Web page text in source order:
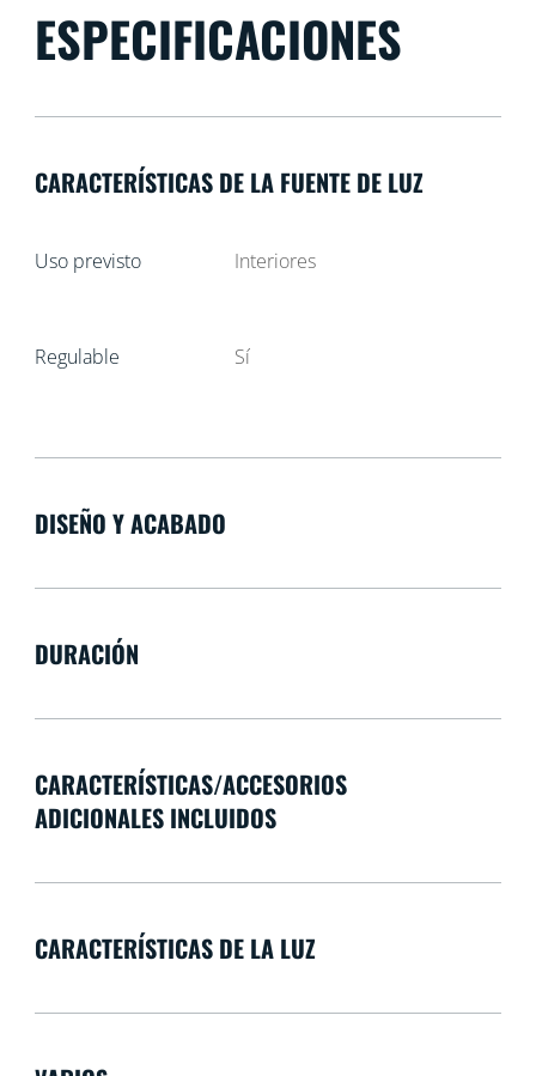
ESPECIFICACIONES
CARACTERÍSTICAS DE LA FUENTE DE LUZ
Uso previsto Interiores
Regulable Sí
DISEÑO Y ACABADO
DURACIÓN
CARACTERÍSTICAS/ACCESORIOS
ADICIONALES INCLUIDOS
CARACTERÍSTICAS DE LA LUZ